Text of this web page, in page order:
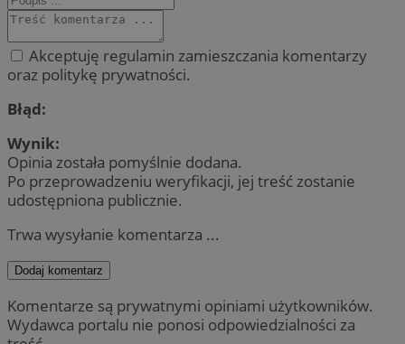
Akceptuję regulamin zamieszczania komentarzy
oraz politykę prywatności.
Błąd:
Wynik:
Opinia została pomyślnie dodana.
Po przeprowadzeniu weryfikacji, jej treść zostanie
udostępniona publicznie.
Trwa wysyłanie komentarza ...
Dodaj komentarz
Komentarze są prywatnymi opiniami użytkowników.
Wydawca portalu nie ponosi odpowiedzialności za